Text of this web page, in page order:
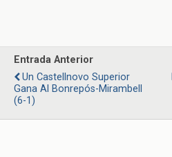
Entrada Anterior
Un Castellnovo Superior
Gana Al Bonrepós-Mirambell
(6-1)